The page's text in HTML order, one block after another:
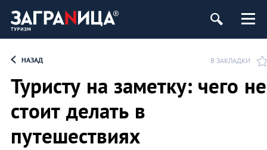
НАЗАД В ЗАКЛАДКИ
Туристу на заметку: чего не
стоит делать в
путешествиях